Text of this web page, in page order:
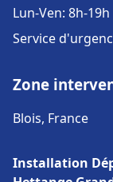
Lun-Ven: 8h-19h
Service
Zone
Blois, France
Installation